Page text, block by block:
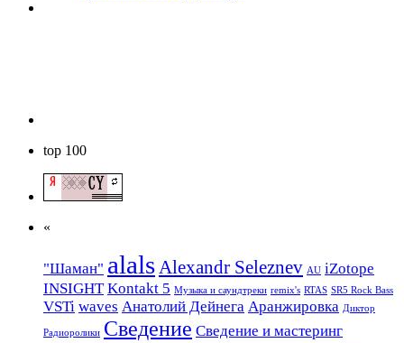
top 100
«
"Шаман" alals Alexandr Seleznev AU iZotope
INSIGHT Kontakt 5 Mузыкa и саундтреки remix's RTAS SR5 Rock Bass
VSTi waves Анатолий Дейнега Аранжировка Диктор
Радиоролики Сведение Сведение и мастеринг